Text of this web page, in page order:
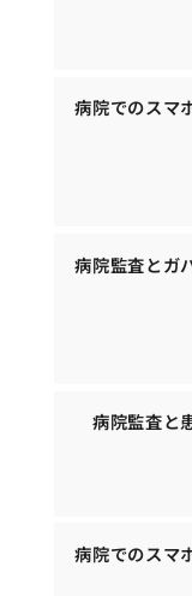
病院でのスマ
病院監査とガ
病院監査と
病院でのスマ